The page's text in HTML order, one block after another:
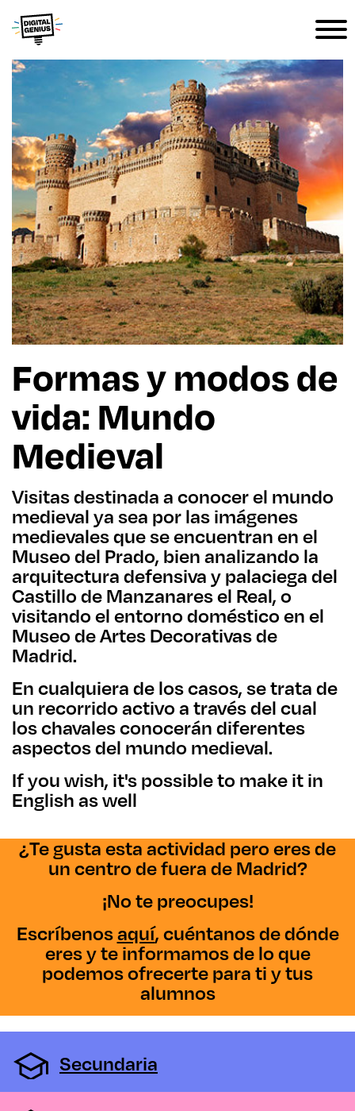
Formas y modos de
vida: Mundo
Medieval
Visitas destinada a conocer el mundo
medieval ya sea por las imágenes
medievales que se encuentran en el
Museo del Prado, bien analizando la
arquitectura defensiva y palaciega del
Castillo de Manzanares el Real, o
visitando el entorno doméstico en el
Museo de Artes Decorativas de
Madrid.
En cualquiera de los casos, se trata de
un recorrido activo a través del cual
los chavales conocerán diferentes
aspectos del mundo medieval.
If you wish, it's possible to make it in
English as well
¿Te gusta esta actividad pero eres de
un centro de fuera de Madrid?
¡No te preocupes!
Escríbenosaquí, cuéntanos de dónde
eres y te informamos de lo que
podemos ofrecerte para ti y tus
alumnos
Secundaria